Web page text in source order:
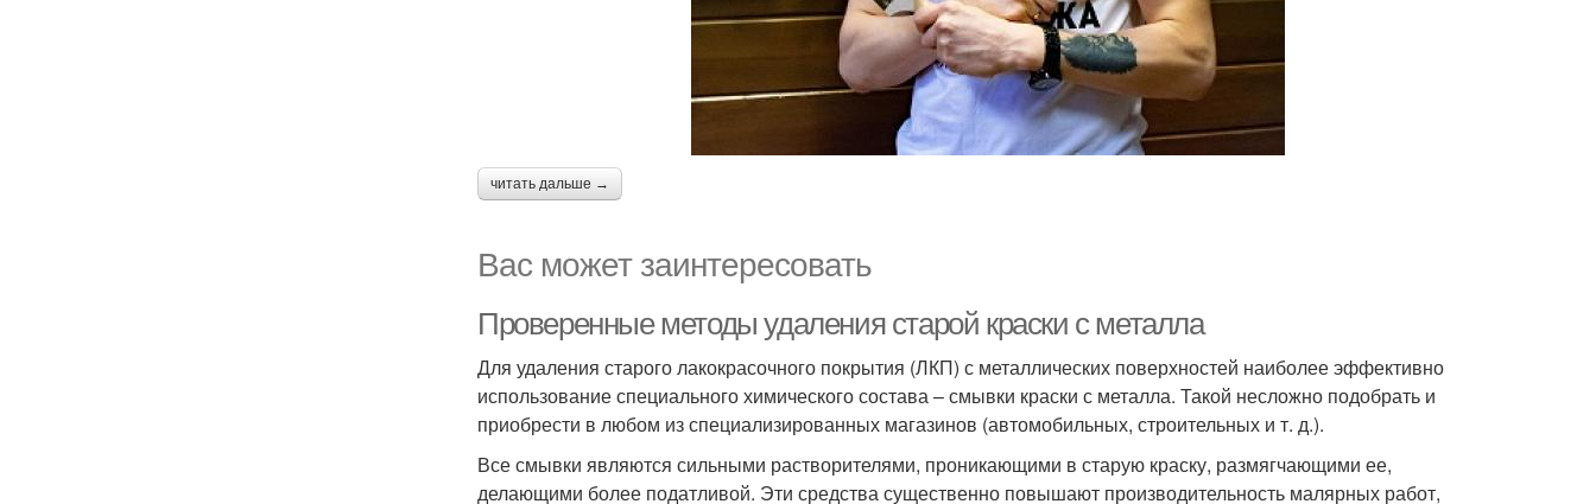
читать дальше →
Вас может заинтересовать
Проверенные методы удаления старой краски с металла
Для удаления старого лакокрасочного покрытия (ЛКП) с металлических поверхностей наиболее эффективно
использование специального химического состава – смывки краски с металла. Такой несложно подобрать и
приобрести в любом из специализированных магазинов (автомобильных, строительных и т. д.).
Все смывки являются сильными растворителями, проникающими в старую краску, размягчающими ее,
делающими более податливой. Эти средства существенно повышают производительность малярных работ,